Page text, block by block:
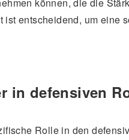
können, die die
ist entscheidend, um eine
in defensiven
Rolle in den